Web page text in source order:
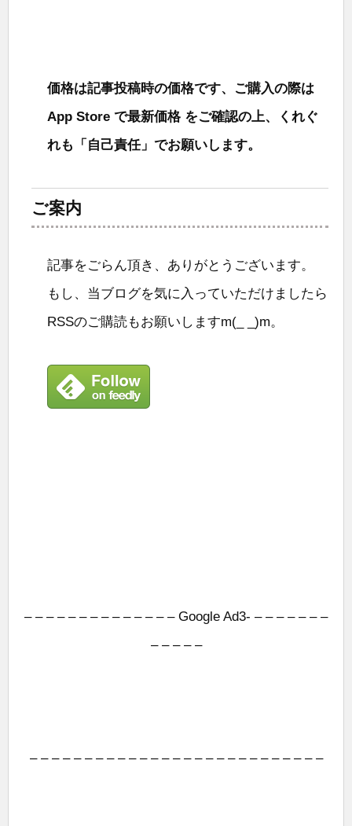
価格は記事投稿時の価格です、ご購入の際は
App Store で最新価格 をご確認の上、くれぐ
れも「自己責任」でお願いします。
ご案内
記事をごらん頂き、ありがとうございます。
もし、当ブログを気に入っていただけましたら
RSSのご購読もお願いしますm(_ _)m。
– – – – – – – – – – – – – – Google Ad3- – – – – – – –
– – – – –
– – – – – – – – – – – – – – – – – – – – – – – – – – –